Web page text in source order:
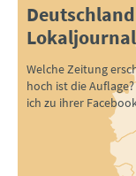
Welche Zeitung
hoch ist die
ich zu ihrer